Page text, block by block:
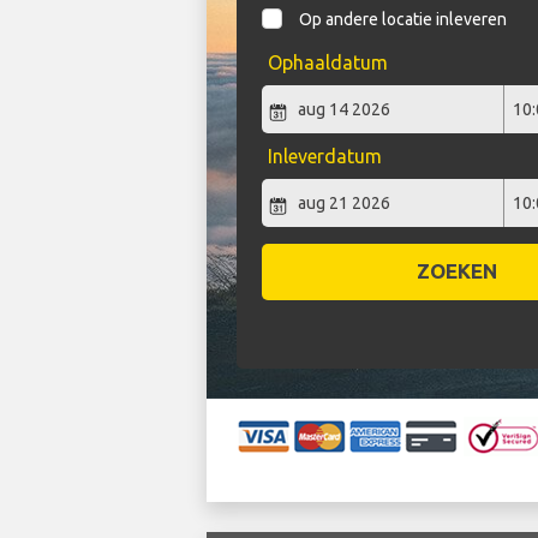
Op andere locatie inleveren
Ophaaldatum
Inleverdatum
ZOEKEN